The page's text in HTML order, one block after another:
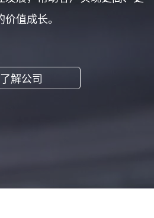
价值成长。
了解公司